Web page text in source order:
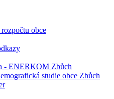
obce
- ENERKOM Zbůch
studie obce Zbůch